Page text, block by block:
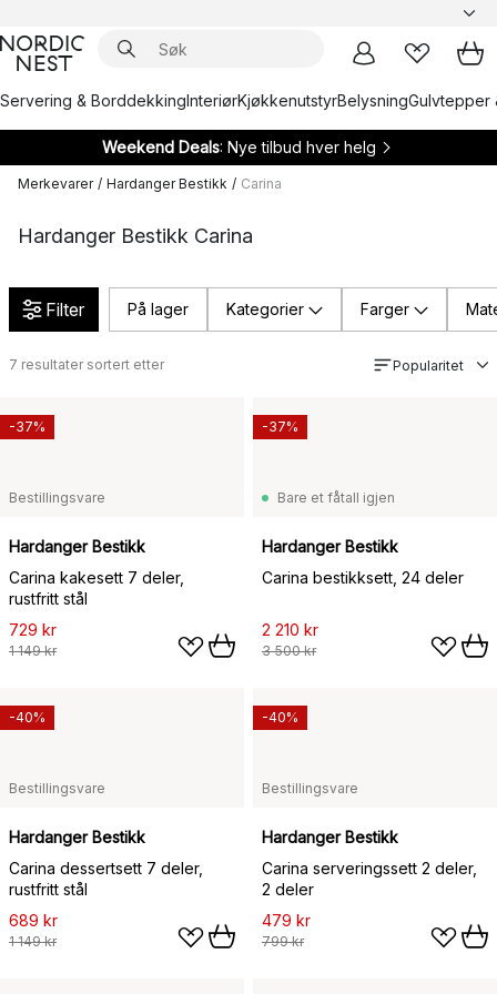
Servering & BorddekkingInteriørKjøkkenutstyrBelysningGulvtepper
Weekend Deals: Nye tilbud hver helg
Merkevarer / Hardanger Bestikk / Carina
Hardanger Bestikk Carina
Filter På lager Kategorier Farger
7 resultater sortert etter Popularitet
Bestillingsvare
Hardanger Bestikk
Carina kakesett 7 deler,
rustfritt stål
729 kr
1 149 kr
-37%
Bare et fåtall igjen
Hardanger Bestikk
Carina bestikksett, 24 deler
2 210 kr
3 500 kr
-37%
Bestillingsvare
Hardanger Bestikk
Carina dessertsett 7 deler,
rustfritt stål
689 kr
1 149 kr
-40%
Bestillingsvare
Hardanger Bestikk
Carina serveringssett 2 deler,
2 deler
479 kr
799 kr
-40%